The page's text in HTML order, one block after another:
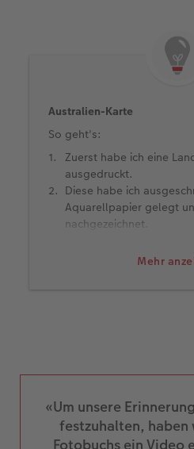
Mehr
Australien-Karte
So geht's:
Zuerst habe ich eine
ausgedruckt.
Diese habe ich
Aquarellpapier gelegt
nachgezeichnet.
ausgemalt und mit
der Freistell-Funktion
Aquarellpapier zu sehen
In der Software habe ich
bearbeitet, die Farben
«Um unsere
festzuhalten, haben
Fotobuchs ein Video